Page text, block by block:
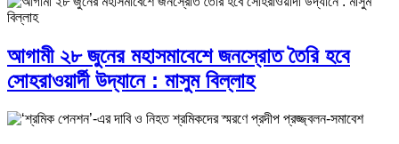
আগামী ২৮ জুনের মহাসমাবেশে জনস্রোত তৈরি হবে
সোহরাওয়ার্দী উদ্যানে : মাসুম বিল্লাহ